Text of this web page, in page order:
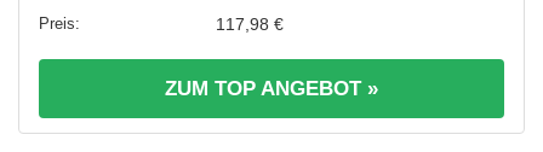
117,98 €
ZUM TOP ANGEBOT »